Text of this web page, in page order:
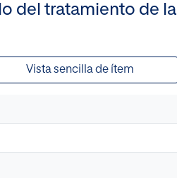
del tratamiento de
Vista sencilla de ítem